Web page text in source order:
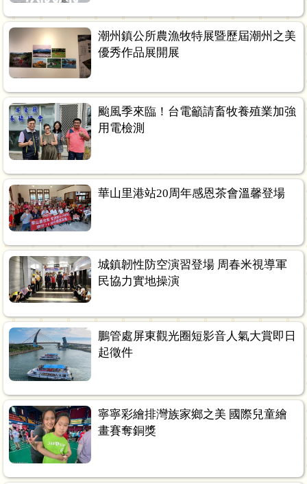
潮州鎮公所農漁牧特展暨歷屆潮州之美
優秀作品展開展
颱風季來臨！台電籲請畜牧養殖業加強
用電檢測
華山里港站20周年感恩茶會溫馨登場
城鎮韌性防空演習登場 周春米視導軍
民協力實地操演
鵬管處屏東觀光圈短影音人氣大賞即日
起徵件
寧寧彩繪排灣族家鄉之美 國際兒童繪
畫賽奪銅獎